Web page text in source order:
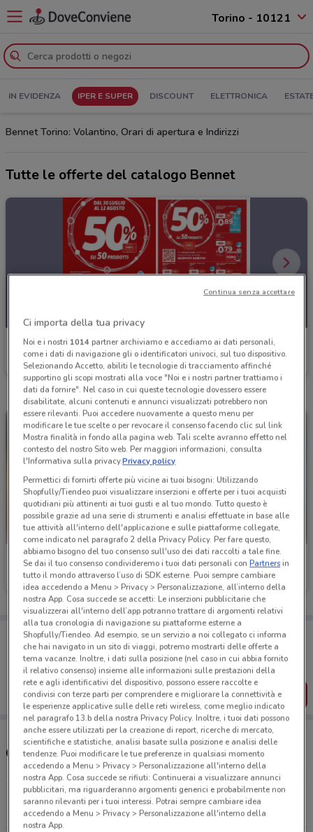
Torino - 10121
IN EVIDENZA IPER E SUPER DISCOUNT ELETTRONICA
Bennet Torino: Volantino, Orari di apertura e Indirizzi
Tutte le offerte del catalogo Bennet
Bennet
Scade mercoledì
Bennet
Scade il 19/08 2.7 km
Bennet
Scade il 16/09 3.7 km
Porta DoveConviene sempre con te!
Puoi trovare le migliori offerte dei negozi vicino a te,
salvarle e creare la tua lista del risparmio, comodamente
dal tuo cellulare.
SCARICA L’APP
Orari e supermercati Bennet
Via Renier, 58 Torino
2.7 km
APERTO
Ci importa della tua privacy
Noi e i nostri 1014partner archiviamo e accediamo ai dati personali,
come i dati di navigazione gli o identificatori univoci, sul tuo dispositivo.
Selezionando Accetto, abiliti le tecnologie di tracciamento affinché
supportino gli scopi mostrati alla voce "Noi e i nostri partner trattiamo i
dati da fornire". Nel caso in cui queste tecnologie dovessero essere
disabilitate, alcuni contenuti e annunci visualizzati potrebbero non
essere rilevanti. Puoi accedere nuovamente a questo menu per
modificare le tue scelte o per revocare il consenso facendo clic sul link
Mostra finalità in fondo alla pagina web. Tali scelte avranno effetto nel
contesto del nostro Sito web. Per maggiori informazioni, consulta
l'Informativa sulla privacy.Privacy policy
Permettici di fornirti offerte più vicine ai tuoi bisogni: Utilizzando
Shopfully/Tiendeo puoi visualizzare inserzioni e offerte per i tuoi acquisti
quotidiani più attinenti ai tuoi gusti e al tuo mondo. Tutto questo è
possibile grazie ad una serie di strumenti e analisi effettuate in base alle
tue attività all'interno dell'applicazione e sulle piattaforme collegate,
come indicato nel paragrafo 2 della Privacy Policy. Per fare questo,
abbiamo bisogno del tuo consenso sull'uso dei dati raccolti a tale fine.
Se dai il tuo consenso condivideremo i tuoi dati personali conPartnersin
tutto il mondo attraverso l’uso di SDK esterne. Puoi sempre cambiare
idea accedendo a Menu > Privacy > Personalizzazione, all’interno della
nostra App. Cosa succede se accetti: Le inserzioni pubblicitarie che
visualizzerai all'interno dell’app potranno trattare di argomenti relativi
alla tua cronologia di navigazione su piattaforme esterne a
Shopfully/Tiendeo. Ad esempio, se un servizio a noi collegato ci informa
che hai navigato in un sito di viaggi, potremo mostrarti delle offerte a
tema vacanze. Inoltre, i dati sulla posizione (nel caso in cui abbia fornito
il relativo consenso) insieme alle informazioni sulle prestazioni della
rete e agli identificativi del dispositivo, possono essere raccolte e
condivisi con terze parti per comprendere e migliorare la connettività e
le esperienze applicative sulle delle reti wireless, come meglio indicato
nel paragrafo 13.b della nostra Privacy Policy. Inoltre, i tuoi dati possono
anche essere utilizzati per la creazione di report, ricerche di mercato,
scientifiche e statistiche, analisi basate sulla posizione e analisi delle
tendenze. Puoi modificare le tue preferenze in qualsiasi momento
accedendo a Menu > Privacy > Personalizzazione all'interno della
nostra App. Cosa succede se rifiuti: Continuerai a visualizzare annunci
pubblicitari, ma riguarderanno argomenti generici e probabilmente non
saranno rilevanti per i tuoi interessi. Potrai sempre cambiare idea
accedendo a Menu > Privacy > Personalizzazione all'interno della
nostra App.
Continua senza accettare